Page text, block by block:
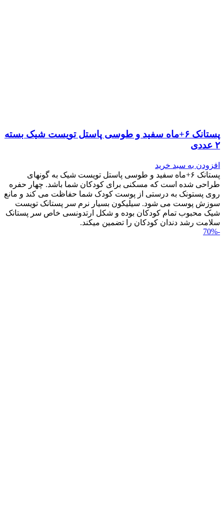
پستانک ۶+ماه سفید و طوسی پاستل تویست شیک بسته
۲ عددی
افزودن به سبد خرید
پستانک ۶+ماه سفید و طوسی پاستل تویست شیک به گونه‎ای
طراحی شده است که مسکنی برای کودکان شما باشد. چهار حفره
روی پستونک به درستی از پوست کودک شما حفاظت می کند و مانع
سوزش پوست می شود. سیلیکون بسیار نرم سر پستانک تویست
شیک محبوب تمام کودکان بوده و شکل ارتدونسی خاص سر پستانک
سلامت رشد دندان کودکان را تضمین می‎کند.
-70%